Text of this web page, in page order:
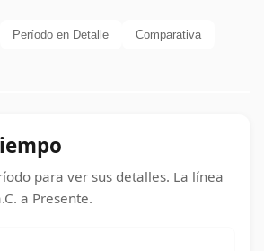
Período en Detalle Comparativa
para ver sus detalles. La línea
a Presente.